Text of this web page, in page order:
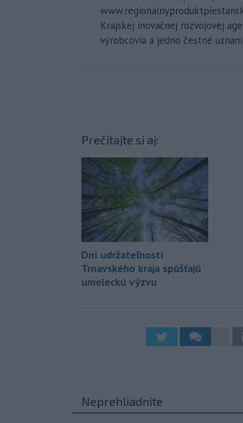
Krajskej inovačnej rozvojovej
výrobcovia a jedno čestné
Prečítajte si aj:
Dni udržateľnosti
Trnavského kraja spúšťajú
umeleckú výzvu
Neprehliadnite